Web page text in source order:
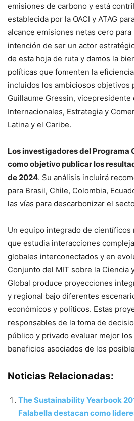
emisiones de carbono y está
establecida por la OACI y ATAG
alcance emisiones netas cero
intención de ser un actor
de esta hoja de ruta y damos la
políticas que fomenten la
incluidos los ambiciosos objetivos
Guillaume Gressin, vicepresidente
Internacionales, Estrategia y
Latina y el Caribe.
Los investigadores del Programa
como objetivo publicar los
de 2024. Su análisis incluirá
para Brasil, Chile, Colombia,
las vías para descarbonizar el
Un equipo integrado de científicos
que estudia interacciones
globales interconectados y en
Conjunto del MIT sobre la Ciencia
Global produce proyecciones
y regional bajo diferentes
económicos y políticos. Estas
responsables de la toma de
público y privado evaluar mejor
beneficios asociados de los
Noticias Relacionadas:
The Sustainability Yearbook
Falabella destacan como